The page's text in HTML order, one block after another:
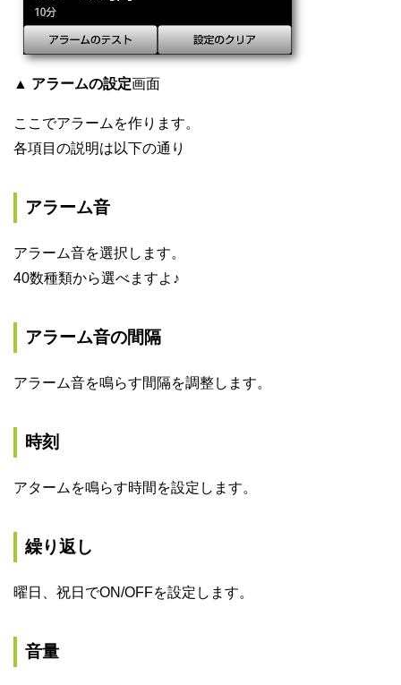
▲ アラームの設定画面
ここでアラームを作ります。
各項目の説明は以下の通り
アラーム音
アラーム音を選択します。
40数種類から選べますよ♪
アラーム音の間隔
アラーム音を鳴らす間隔を調整します。
時刻
アタームを鳴らす時間を設定します。
繰り返し
曜日、祝日でON/OFFを設定します。
音量